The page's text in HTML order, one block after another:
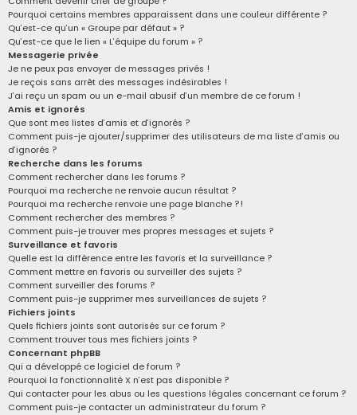
Pourquoi certains membres apparaissent dans une couleur différente ?
Qu’est-ce qu’un « Groupe par défaut » ?
Qu’est-ce que le lien « L’équipe du forum » ?
Messagerie privée
Je ne peux pas envoyer de messages privés !
Je reçois sans arrêt des messages indésirables !
J’ai reçu un spam ou un e-mail abusif d’un membre de ce forum !
Amis et ignorés
Que sont mes listes d’amis et d’ignorés ?
Comment puis-je ajouter/supprimer des utilisateurs de ma liste d’amis ou
d’ignorés ?
Recherche dans les forums
Comment rechercher dans les forums ?
Pourquoi ma recherche ne renvoie aucun résultat ?
Pourquoi ma recherche renvoie une page blanche ?!
Comment rechercher des membres ?
Comment puis-je trouver mes propres messages et sujets ?
Surveillance et favoris
Quelle est la différence entre les favoris et la surveillance ?
Comment mettre en favoris ou surveiller des sujets ?
Comment surveiller des forums ?
Comment puis-je supprimer mes surveillances de sujets ?
Fichiers joints
Quels fichiers joints sont autorisés sur ce forum ?
Comment trouver tous mes fichiers joints ?
Concernant phpBB
Qui a développé ce logiciel de forum ?
Pourquoi la fonctionnalité X n’est pas disponible ?
Qui contacter pour les abus ou les questions légales concernant ce forum ?
Comment puis-je contacter un administrateur du forum ?